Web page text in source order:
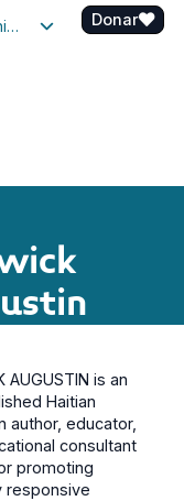
Spanish
Donar
AUGUSTIN is an
Haitian
author, educator,
consultant
promoting
responsive